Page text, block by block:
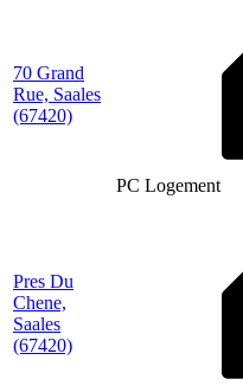
70 Grand
Rue, Saales
(67420)
PC Logement
Pres Du
Chene,
Saales
(67420)